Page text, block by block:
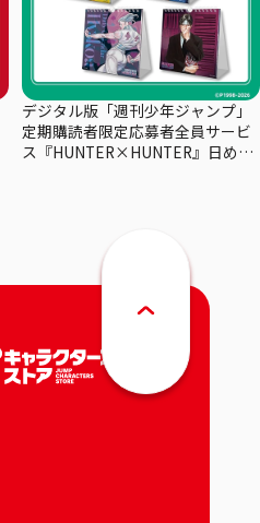
デジタル版「週刊少年ジャンプ」
定期購読者限定応募者全員サービ
ス『HUNTER×HUNTER』日めく